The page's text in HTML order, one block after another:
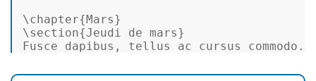
\chapter{Mars}
\section{Jeudi de mars}
Fusce dapibus, tellus ac cursus